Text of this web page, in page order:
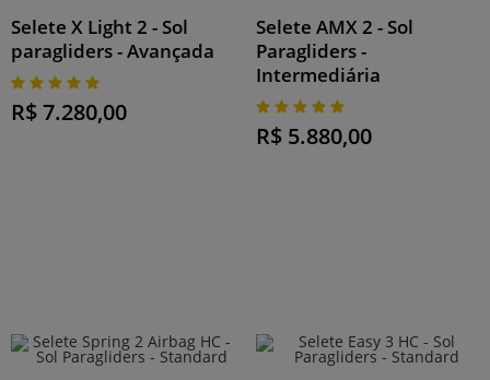
Selete X Light 2 - Sol
paragliders - Avançada
R$ 7.280,00
Selete AMX 2 - Sol
Paragliders -
Intermediária
R$ 5.880,00